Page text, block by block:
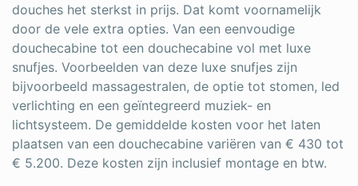
douches het sterkst in prijs. Dat komt voornamelijk
door de vele extra opties. Van een eenvoudige
douchecabine tot een douchecabine vol met luxe
snufjes. Voorbeelden van deze luxe snufjes zijn
bijvoorbeeld massagestralen, de optie tot stomen, led
verlichting en een geïntegreerd muziek- en
lichtsysteem. De gemiddelde kosten voor het laten
plaatsen van een douchecabine variëren van € 430 tot
€ 5.200. Deze kosten zijn inclusief montage en btw.